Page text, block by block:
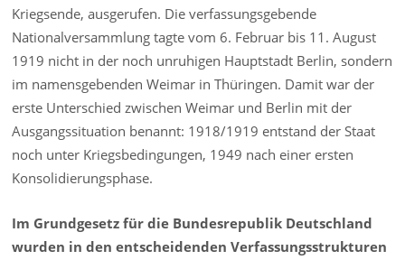
Kriegsende, ausgerufen. Die verfassungsgebende
Nationalversammlung tagte vom 6. Februar bis 11. August
1919 nicht in der noch unruhigen Hauptstadt Berlin, sondern
im namensgebenden Weimar in Thüringen. Damit war der
erste Unterschied zwischen Weimar und Berlin mit der
Ausgangssituation benannt: 1918/1919 entstand der Staat
noch unter Kriegsbedingungen, 1949 nach einer ersten
Konsolidierungsphase.
Im Grundgesetz für die Bundesrepublik Deutschland
wurden in den entscheidenden Verfassungsstrukturen